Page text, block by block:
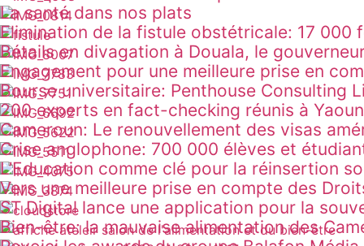
La santé dans nos plats
SANTÉ
Élimination de la fistule obstétricale: 17 000
SOCIÉTÉ
Bétails en divagation à Douala, le
DANS LA PRESSE
Engagement pour une meilleure prise en
ACTU
Bourse universitaire: Penthouse Consulting
ACTU
200 experts en fact-checking réunis à
ACTU
Cameroun: Le renouvellement des visas
Ô CŒUR DES ADMINISTRATIONS
Crise anglophone: 700 000 élèves et
Ô CŒUR DES ADMINISTRATIONS
L’Éducation comme clé pour la réinsertion
Ô CŒUR DES ADMINISTRATIONS
Vers une meilleure prise en compte des
INNOVATION
ST Digital lance une application pour la
SOCIÉTÉ
Bien-être: la mauvaise alimentation des
DANS LA PRESSE